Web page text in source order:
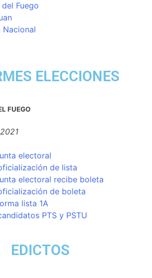
Fuego
Nacional
ELECCIONES
FUEGO
electoral
de lista
electoral recibe boleta
de boleta
lista 1A
PTS y PSTU
EDICTOS